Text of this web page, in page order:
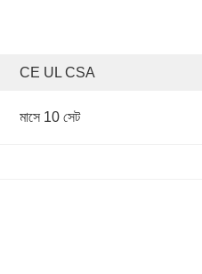
CE UL CSA
মাসে 10 সেট